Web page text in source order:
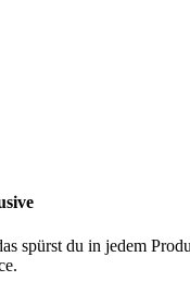
spürst du in jedem